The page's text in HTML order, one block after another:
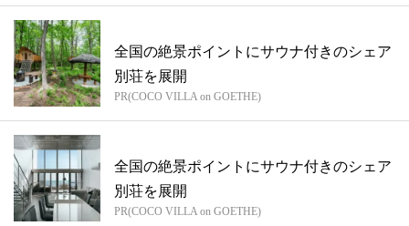
全国の絶景ポイントにサウナ付きのシェア
別荘を展開
PR(COCO VILLA on GOETHE)
全国の絶景ポイントにサウナ付きのシェア
別荘を展開
PR(COCO VILLA on GOETHE)